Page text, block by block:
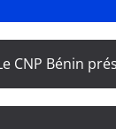
CNP Bénin